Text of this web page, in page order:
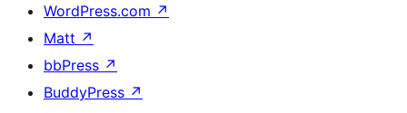
WordPress.com ↗
Matt ↗
bbPress ↗
BuddyPress ↗